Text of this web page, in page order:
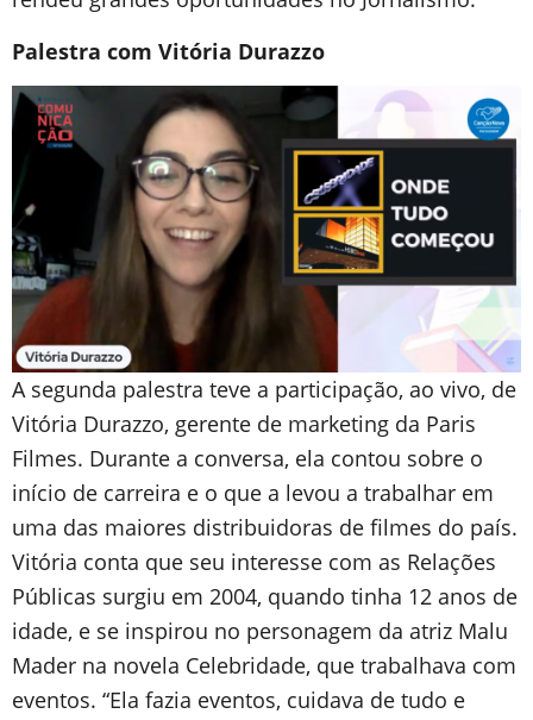
Palestra com Vitória Durazzo
A segunda palestra teve a participação, ao vivo, de
Vitória Durazzo, gerente de marketing da Paris
Filmes. Durante a conversa, ela contou sobre o
início de carreira e o que a levou a trabalhar em
uma das maiores distribuidoras de filmes do país.
Vitória conta que seu interesse com as Relações
Públicas surgiu em 2004, quando tinha 12 anos de
idade, e se inspirou no personagem da atriz Malu
Mader na novela Celebridade, que trabalhava com
eventos. “Ela fazia eventos, cuidava de tudo e